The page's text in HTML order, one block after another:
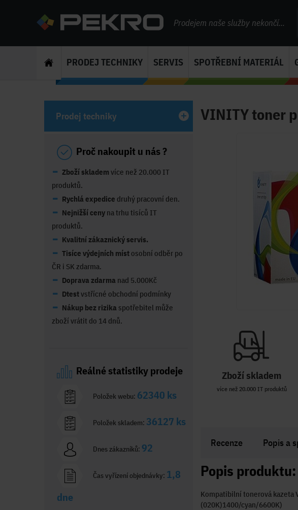
Prodejem naše služby nekončí...
PRODEJ TECHNIKY SERVIS SPOTŘEBNÍ MATERIÁL
VINITY toner
Zboží skladem
více než 20.000 IT produktů
Recenze Popis a
Popis produktu:
Kompatibilní tonerová kazeta
(020K)1400/cyan/6600K)
Prodej techniky
Proč nakoupit u nás ?
Zboží skladem více než 20.000 IT
produktů.
Rychlá expedice druhý pracovní den.
Nejnižší ceny na trhu tisíců IT
produktů.
Kvalitní zákaznický servis.
Tisíce výdejních míst osobní odběr po
ČR i SK zdarma.
Doprava zdarma nad 5.000Kč
Dtestvstřícné obchodní podmínky
Nákup bez rizika spotřebitel může
zboží vrátit do 14 dnů.
Reálné statistiky prodeje
Položek webu: 62340 ks
Položek skladem: 36127 ks
Dnes zákazníků: 92
Čas vyřízení objednávky: 1,8
dne